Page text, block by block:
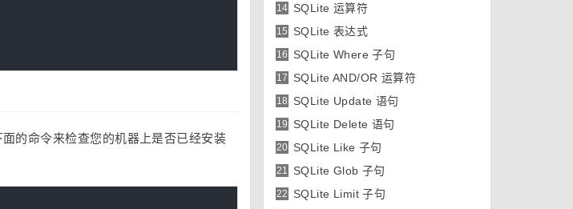
的命令来检查您的机器上是否已经安装
14 SQLite 运算符
15 SQLite 表达式
16 SQLite Where 子句
17 SQLite AND/OR 运算符
18 SQLite Update 语句
19 SQLite Delete 语句
20 SQLite Like 子句
21 SQLite Glob 子句
22 SQLite Limit 子句